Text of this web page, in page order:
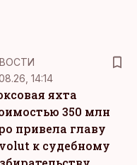
14:14
яхта
350 млн
привела главу
к судебному